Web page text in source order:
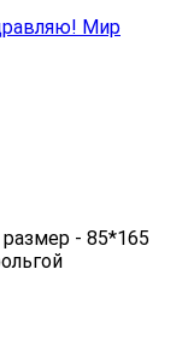
- 85*165